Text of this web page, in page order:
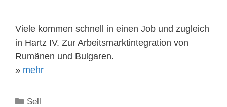
Viele kommen schnell in einen Job und zugleich
in Hartz IV. Zur Arbeitsmarktintegration von
Rumänen und Bulgaren.
» mehr
Kategorien
Sell